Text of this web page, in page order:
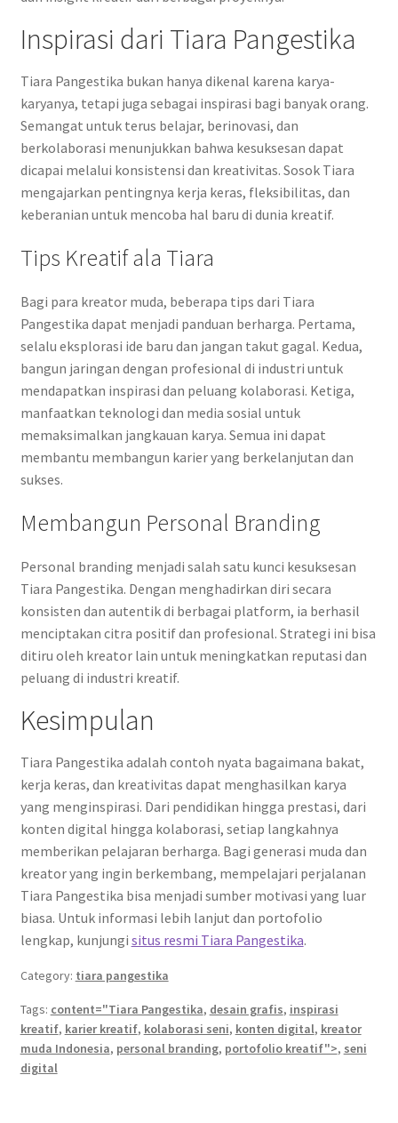
Inspirasi dari Tiara Pangestika
Tiara Pangestika bukan hanya dikenal karena karya-
karyanya, tetapi juga sebagai inspirasi bagi banyak orang.
Semangat untuk terus belajar, berinovasi, dan
berkolaborasi menunjukkan bahwa kesuksesan dapat
dicapai melalui konsistensi dan kreativitas. Sosok Tiara
mengajarkan pentingnya kerja keras, fleksibilitas, dan
keberanian untuk mencoba hal baru di dunia kreatif.
Tips Kreatif ala Tiara
Bagi para kreator muda, beberapa tips dari Tiara
Pangestika dapat menjadi panduan berharga. Pertama,
selalu eksplorasi ide baru dan jangan takut gagal. Kedua,
bangun jaringan dengan profesional di industri untuk
mendapatkan inspirasi dan peluang kolaborasi. Ketiga,
manfaatkan teknologi dan media sosial untuk
memaksimalkan jangkauan karya. Semua ini dapat
membantu membangun karier yang berkelanjutan dan
sukses.
Membangun Personal Branding
Personal branding menjadi salah satu kunci kesuksesan
Tiara Pangestika. Dengan menghadirkan diri secara
konsisten dan autentik di berbagai platform, ia berhasil
menciptakan citra positif dan profesional. Strategi ini bisa
ditiru oleh kreator lain untuk meningkatkan reputasi dan
peluang di industri kreatif.
Kesimpulan
Tiara Pangestika adalah contoh nyata bagaimana bakat,
kerja keras, dan kreativitas dapat menghasilkan karya
yang menginspirasi. Dari pendidikan hingga prestasi, dari
konten digital hingga kolaborasi, setiap langkahnya
memberikan pelajaran berharga. Bagi generasi muda dan
kreator yang ingin berkembang, mempelajari perjalanan
Tiara Pangestika bisa menjadi sumber motivasi yang luar
biasa. Untuk informasi lebih lanjut dan portofolio
lengkap, kunjungi situs resmi Tiara Pangestika.
Category: tiara pangestika
Tags: content="Tiara Pangestika, desain grafis, inspirasi
kreatif, karier kreatif, kolaborasi seni, konten digital, kreator
muda Indonesia, personal branding, portofolio kreatif">, seni
digital